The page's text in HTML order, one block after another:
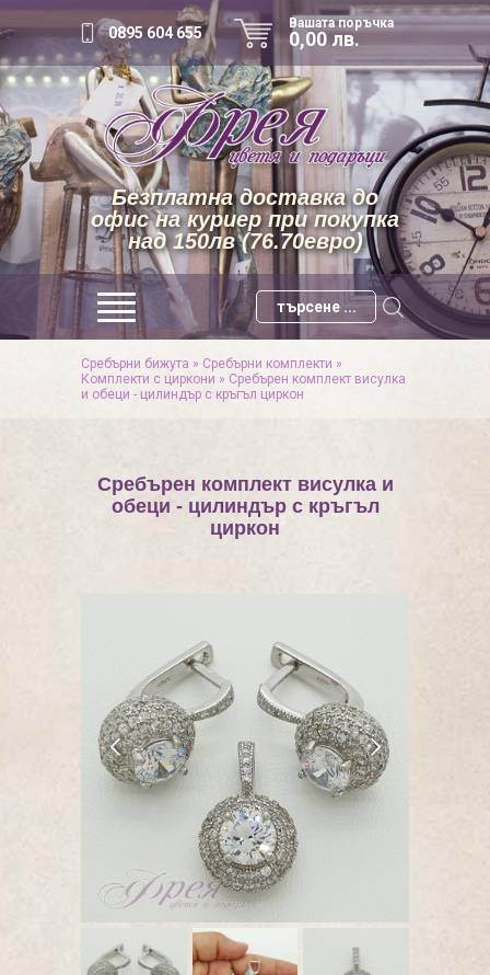
0895 604 655
Вашата поръчка
0,00 лв.
Безплатна доставка до
офис на куриер при покупка
над 150лв (76.70евро)
Сребърни бижута » Сребърни комплекти »
Комплекти с циркони » Сребърен комплект висулка
и обеци - цилиндър с кръгъл циркон
Сребърен комплект висулка и
обеци - цилиндър с кръгъл
циркон